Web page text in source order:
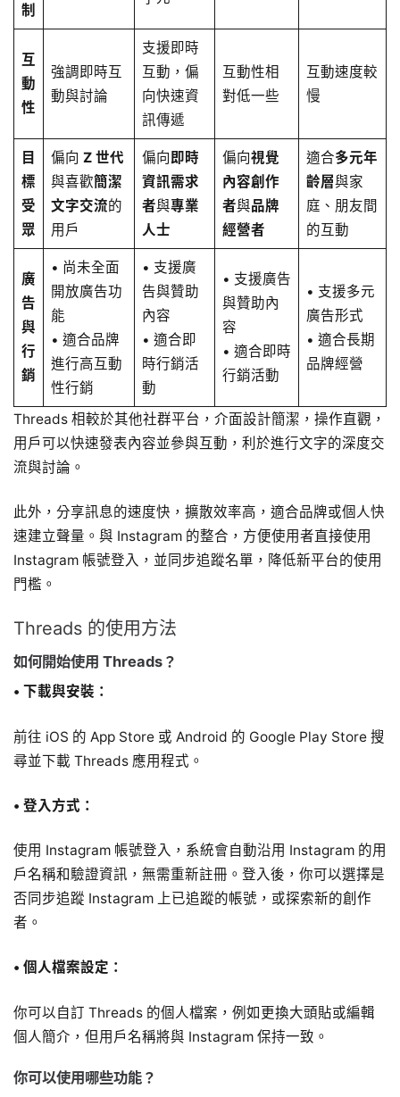
制
互
動
性
強調即時互
動與討論
支援即時
互動，偏
向快速資
訊傳遞
互動性相
對低一些
互動速度較
慢
目
標
受
眾
偏向 Z 世代
與喜歡簡潔
文字交流的
用戶
偏向即時
資訊需求
者與專業
人士
偏向視覺
內容創作
者與品牌
經營者
適合多元年
齡層與家
庭、朋友間
的互動
廣
告
與
行
銷
• 尚未全面
開放廣告功
能
• 適合品牌
進行高互動
性行銷
• 支援廣
告與贊助
內容
• 適合即
時行銷活
動
• 支援廣告
與贊助內
容
• 適合即時
行銷活動
• 支援多元
廣告形式
• 適合長期
品牌經營
Threads 相較於其他社群平台，介面設計簡潔，操作直觀，
用戶可以快速發表內容並參與互動，利於進行文字的深度交
流與討論。
此外，分享訊息的速度快，擴散效率高，適合品牌或個人快
速建立聲量。與 Instagram 的整合，方便使用者直接使用
Instagram 帳號登入，並同步追蹤名單，降低新平台的使用
門檻。
Threads 的使用方法
如何開始使用 Threads？
• 下載與安裝：
前往 iOS 的 App Store 或 Android 的 Google Play Store 搜
尋並下載 Threads 應用程式。
• 登入方式：
使用 Instagram 帳號登入，系統會自動沿用 Instagram 的用
戶名稱和驗證資訊，無需重新註冊。登入後，你可以選擇是
否同步追蹤 Instagram 上已追蹤的帳號，或探索新的創作
者。
• 個人檔案設定：
你可以自訂 Threads 的個人檔案，例如更換大頭貼或編輯
個人簡介，但用戶名稱將與 Instagram 保持一致。
你可以使用哪些功能？